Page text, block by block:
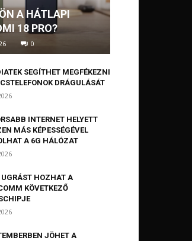
A HÁTLAPI
18 PRO?
0
SEGÍTHET MEGFÉKEZNI
DRÁGULÁSÁT
INTERNET HELYETT
MÁS KÉPESSÉGÉVEL
A 6G HÁLÓZAT
HOZHAT A
KÖVETKEZŐ
JÖHET A